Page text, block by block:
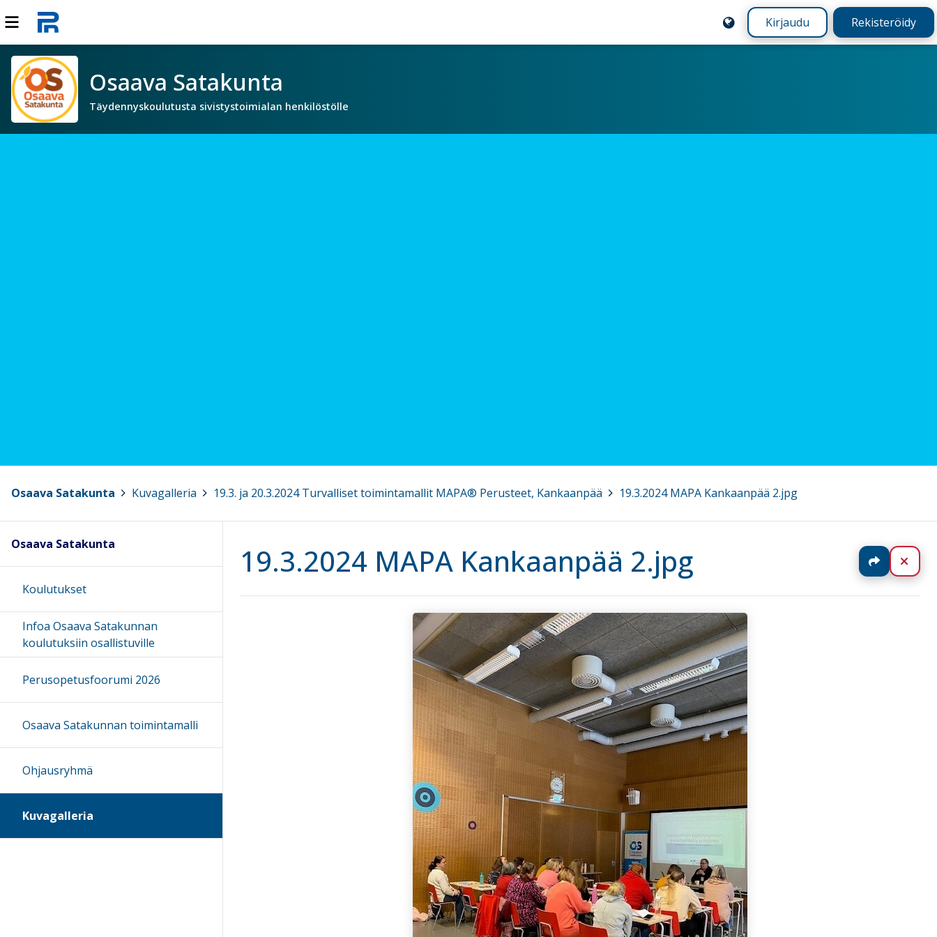
Kirjaudu Rekisteröidy
Osaava Satakunta
Täydennyskoulutusta sivistystoimialan henkilöstölle
Osaava Satakunta Kuvagalleria 19.3. ja 20.3.2024 Turvalliset toimintamallit MAPA® Perusteet, Kankaanpää 19.3.2024 MAPA Kankaanpää 2.jpg
19.3.2024 MAPA Kankaanpää 2.jpg Jaa
Osaava Satakunta
Koulutukset
Infoa Osaava Satakunnan
koulutuksiin osallistuville
Perusopetusfoorumi 2026
Osaava Satakunnan toimintamalli
Ohjausryhmä
Kuvagalleria